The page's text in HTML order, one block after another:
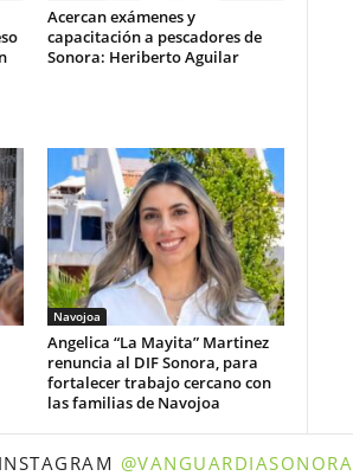
Acercan exámenes y
capacitación a pescadores de
Sonora: Heriberto Aguilar
Navojoa
Angelica “La Mayita” Martinez
renuncia al DIF Sonora, para
fortalecer trabajo cercano con
las familias de Navojoa
@VANGUARDIASONORA